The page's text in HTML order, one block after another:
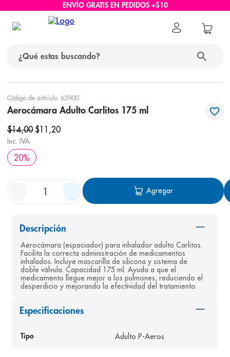
ENVÍO GRATIS EN PEDIDOS +$10
Código de artículo: 65900
Aerocámara Adulto Carlitos 175 ml
$14,00 $11 ,20
Inc. IVA
20%
Agregar
Descripción
Aerocámara (espaciador) para inhalador adulto Carlitos.
Facilita la correcta administración de medicamentos
inhalados. Incluye mascarilla de silicona y sistema de
doble válvula. Capacidad 175 ml. Ayuda a que el
medicamento llegue mejor a los pulmones, reduciendo el
desperdicio y mejorando la efectividad del tratamiento.
Especificaciones
Tipo Adulto P-Aeros
1. protector solar
2. pañales
3. eucerin
nivea
6. bioderma
7 shampoo
8 pediasure
9. panolini
10.prueba embarazo